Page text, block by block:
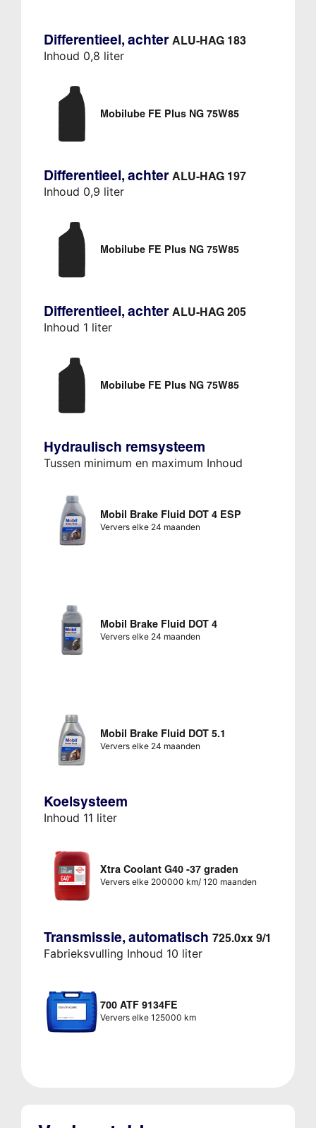
Differentieel, achter ALU-HAG 183
Inhoud 0,8 liter
Mobilube FE Plus NG 75W85
Differentieel, achter ALU-HAG 197
Inhoud 0,9 liter
Mobilube FE Plus NG 75W85
Differentieel, achter ALU-HAG 205
Inhoud 1 liter
Mobilube FE Plus NG 75W85
Hydraulisch remsysteem
Tussen minimum en maximum Inhoud
Mobil Brake Fluid DOT 4 ESP
Ververs elke 24 maanden
Mobil Brake Fluid DOT 4
Ververs elke 24 maanden
Mobil Brake Fluid DOT 5.1
Ververs elke 24 maanden
Koelsysteem
Inhoud 11 liter
Xtra Coolant G40 -37 graden
Ververs elke 200000 km/ 120 maanden
Transmissie, automatisch 725.0xx 9/1
Fabrieksvulling Inhoud 10 liter
700 ATF 9134FE
Ververs elke 125000 km